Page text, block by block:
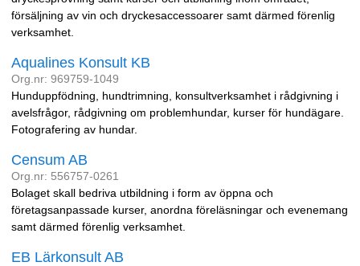
försäljning av vin och dryckesaccessoarer samt därmed förenlig
verksamhet.
Aqualines Konsult KB
Org.nr: 969759-1049
Hunduppfödning, hundtrimning, konsultverksamhet i rådgivning i
avelsfrågor, rådgivning om problemhundar, kurser för hundägare.
Fotografering av hundar.
Censum AB
Org.nr: 556757-0261
Bolaget skall bedriva utbildning i form av öppna och
företagsanpassade kurser, anordna föreläsningar och evenemang
samt därmed förenlig verksamhet.
EB Lärkonsult AB